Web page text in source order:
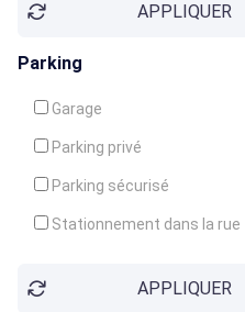
Jeux d'enfantsAPPLIQUER
Parking
Garage
Parking privé
Parking sécurisé
Stationnement dans la rue
APPLIQUER